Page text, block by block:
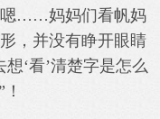
嗯……妈妈们看帆妈
，并没有睁开眼睛
‘看’清楚字是怎么